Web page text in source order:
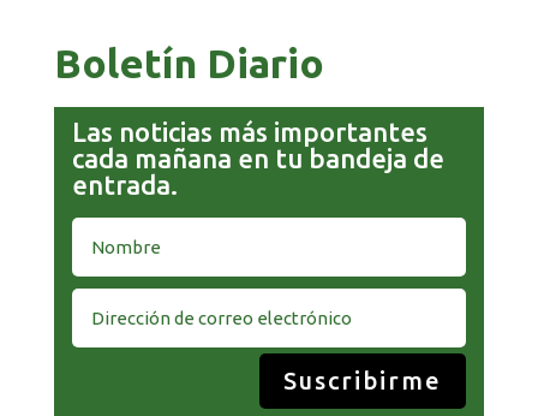
Boletín Diario
Las noticias más importantes
cada mañana en tu bandeja de
entrada.
Suscribirme